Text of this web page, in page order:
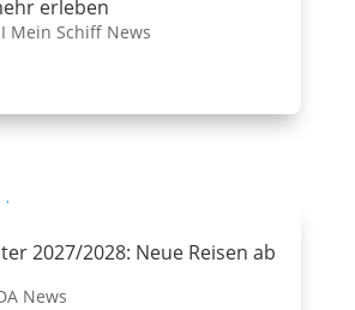
erleben
Mein Schiff News
2027/2028: Neue Reisen ab
News